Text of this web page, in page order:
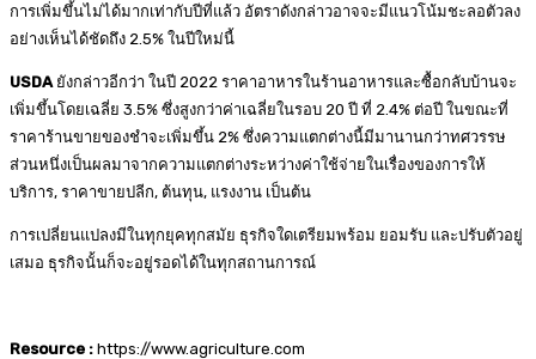
การเพิ่มขึ้นไม่ได้มากเท่ากับปีที่แล้ว อัตราดังกล่าวอาจจะมีแนวโน้มชะลอตัวลง
อย่างเห็นได้ชัดถึง 2.5% ในปีใหม่นี้
USDAยังกล่าวอีกว่า ในปี 2022 ราคาอาหารในร้านอาหารและซื้อกลับบ้านจะ
เพิ่มขึ้นโดยเฉลี่ย 3.5% ซึ่งสูงกว่าค่าเฉลี่ยในรอบ 20 ปี ที่ 2.4% ต่อปี ในขณะที่
ราคาร้านขายของชำจะเพิ่มขึ้น 2% ซึ่งความแตกต่างนี้มีมานานกว่าทศวรรษ
ส่วนหนึ่งเป็นผลมาจากความแตกต่างระหว่างค่าใช้จ่ายในเรื่องของการให้
บริการ, ราคาขายปลีก, ต้นทุน, แรงงาน เป็นต้น
การเปลี่ยนแปลงมีในทุกยุคทุกสมัย ธุรกิจใดเตรียมพร้อม ยอมรับ และปรับตัวอยู่
เสมอ ธุรกิจนั้นก็จะอยู่รอดได้ในทุกสถานการณ์
Resource : https://www.agriculture.com